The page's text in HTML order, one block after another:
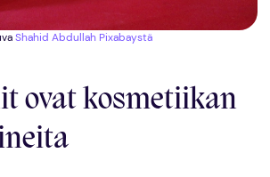
Shahid Abdullah Pixabaystä
ovat kosmetiikan